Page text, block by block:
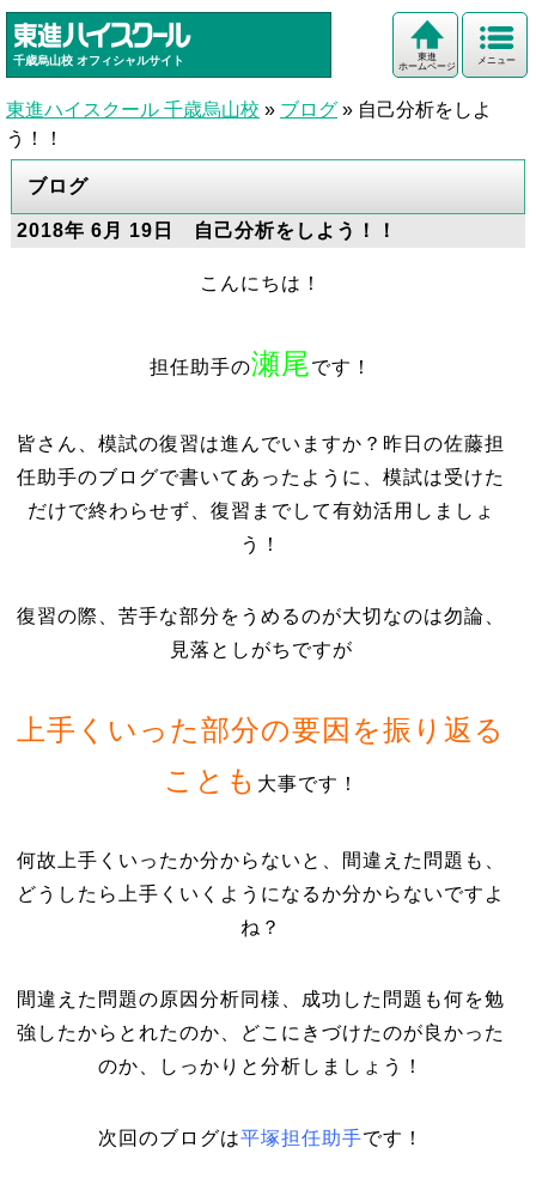
千歳烏山校 オフィシャルサイト メニュー
東進
ホームページ
東進ハイスクール 千歳烏山校 » ブログ » 自己分析をしよ
う！！
ブログ
2018年 6月 19日 自己分析をしよう！！
こんにちは！
担任助手の瀬尾 です！
皆さん、模試の復習は進んでいますか？昨日の佐藤担
任助手のブログで書いてあったように、模試は受けた
だけで終わらせず、復習までして有効活用しましょ
う！
復習の際、苦手な部分をうめるのが大切なのは勿論、
見落としがちですが
上手くいった部分の要因を振り返る
ことも 大事です！
何故上手くいったか分からないと、間違えた問題も、
どうしたら上手くいくようになるか分からないですよ
ね？
間違えた問題の原因分析同様、成功した問題も何を勉
強したからとれたのか、どこにきづけたのが良かった
のか、しっかりと分析しましょう！
次回のブログは平塚担任助手です！